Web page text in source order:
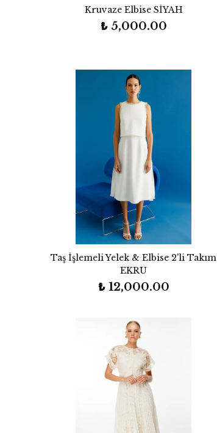
Kruvaze Elbise SİYAH
₺ 5,000.00
Taş İşlemeli Yelek & Elbise 2'li Takım
EKRU
₺ 12,000.00